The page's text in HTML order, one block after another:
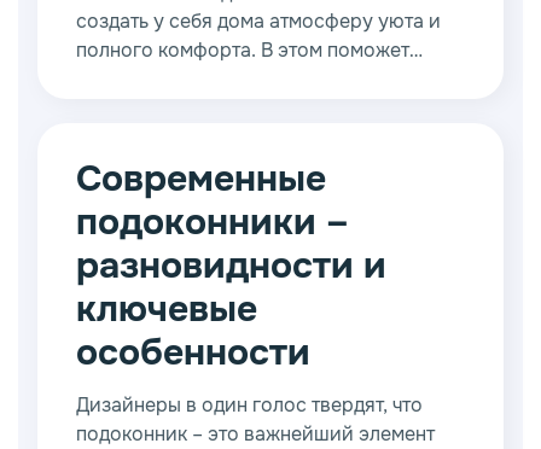
создать у себя дома атмосферу уюта и
полного комфорта. В этом поможет
ремонтом, тогда каждая деталь имеет
важнейшее значение.
Современные
подоконники –
разновидности и
ключевые
особенности
Дизайнеры в один голос твердят, что
подоконник – это важнейший элемент